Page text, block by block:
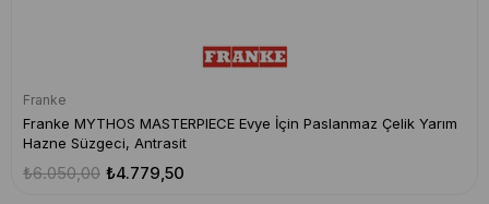
Franke
Franke MYTHOS MASTERPIECE Evye İçin Paslanmaz Çelik Yarım
Hazne Süzgeci, Antrasit
₺4.779,50
₺6.050,00